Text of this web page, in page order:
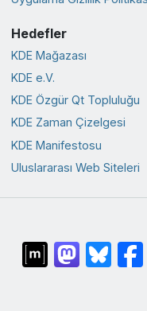
Hedefler
KDE Mağazası
KDE e.V.
KDE Özgür Qt Topluluğu
KDE Zaman Çizelgesi
KDE Manifestosu
Uluslararası Web Siteleri